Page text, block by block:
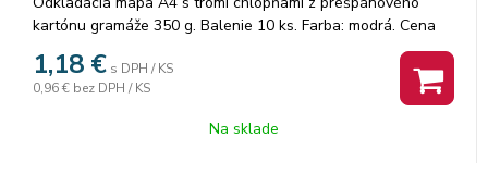
kartónu gramáže 350 g. Balenie 10 ks. Farba: modrá. Cena
1,18 € s DPH / KS
0,96 € bez DPH / KS
Na sklade